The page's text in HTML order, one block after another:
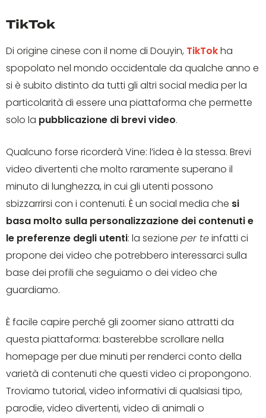
TikTok
Di origine cinese con il nome di Douyin, TikTokha
spopolato nel mondo occidentale da qualche anno e
si è subito distinto da tutti gli altri social media per la
particolarità di essere una piattaforma che permette
solo la pubblicazione di brevi video.
Qualcuno forse ricorderà Vine: l’idea è la stessa. Brevi
video divertenti che molto raramente superano il
minuto di lunghezza, in cui gli utenti possono
sbizzarrirsi con i contenuti. È un social media che si
basa molto sulla personalizzazione dei contenuti e
le preferenze degli utenti: la sezione per teinfatti ci
propone dei video che potrebbero interessarci sulla
base dei profili che seguiamo o dei video che
guardiamo.
È facile capire perché gli zoomer siano attratti da
questa piattaforma: basterebbe scrollare nella
homepage per due minuti per renderci conto della
varietà di contenuti che questi video ci propongono.
Troviamo tutorial, video informativi di qualsiasi tipo,
parodie, video divertenti, video di animali o